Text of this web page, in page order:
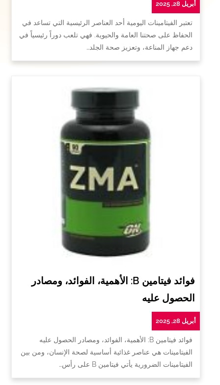
أبريل 28, 2025
تعتبر الفيتامينات اليومية أحد العناصر الرئيسية التي تساعد في
الحفاظ على صحتنا العامة والحيوية. فهي تلعب دوراً رئيسياً في
دعم جهاز المناعة، وتعزيز صحة الجلد…
فوائد فيتامين B: الأهمية، الفوائد، ومصادر
الحصول عليه
أبريل 28, 2025
فوائد فيتامين B: الأهمية، الفوائد، ومصادر الحصول عليه
الفيتامينات هي عناصر غذائية أساسية لصحة الإنسان، ومن بين
الفيتامينات الضرورية يأتي فيتامين B على رأس…